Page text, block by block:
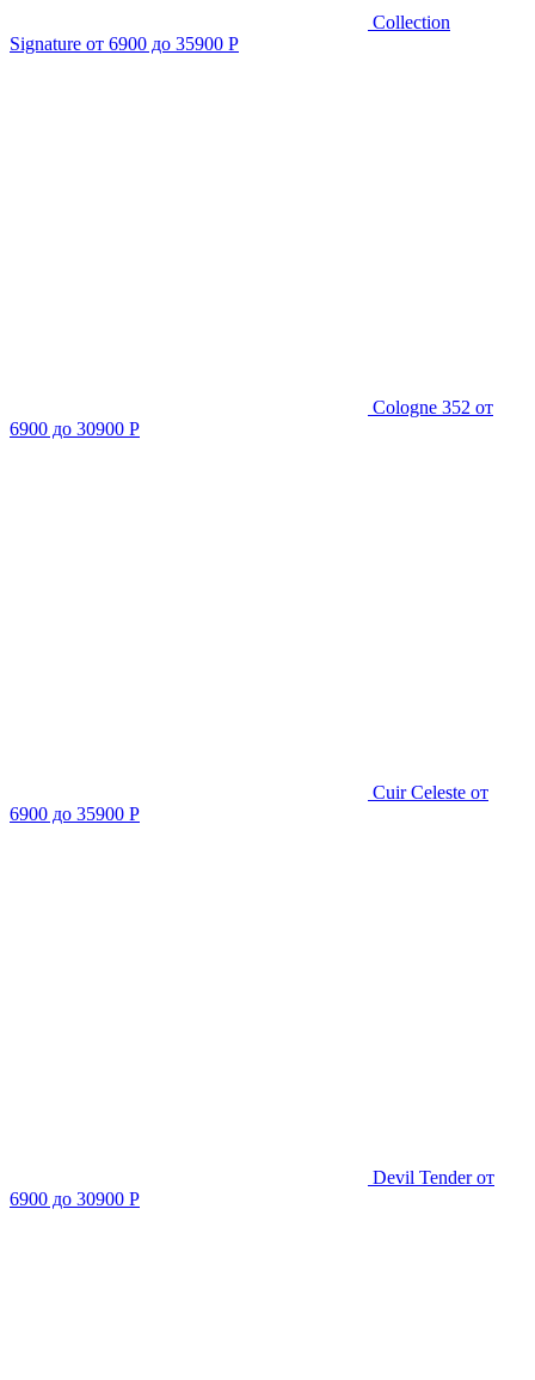
Collection
Signature от 6900 до 35900 Р
Cologne 352 от
6900 до 30900 Р
Cuir Celeste от
6900 до 35900 Р
Devil Tender от
6900 до 30900 Р